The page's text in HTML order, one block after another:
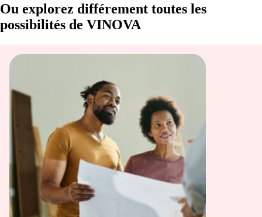
Ou explorez différement toutes les
possibilités de VINOVA